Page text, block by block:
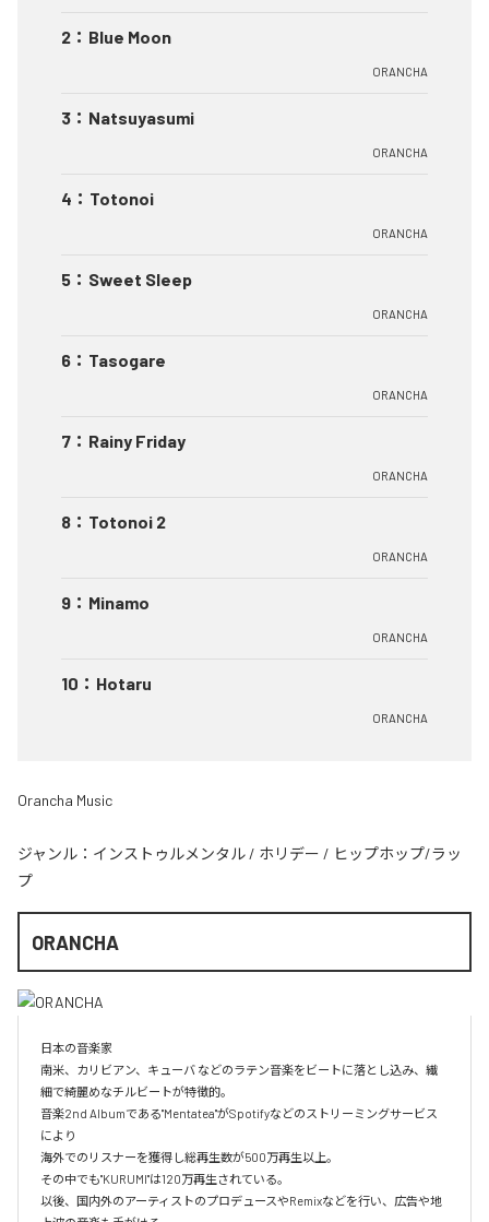
2 ： Blue Moon
ORANCHA
3 ： Natsuyasumi
ORANCHA
4 ： Totonoi
ORANCHA
5 ： Sweet Sleep
ORANCHA
6 ： Tasogare
ORANCHA
7 ： Rainy Friday
ORANCHA
8 ： Totonoi 2
ORANCHA
9 ： Minamo
ORANCHA
10 ： Hotaru
ORANCHA
Orancha Music
ジャンル： インストゥルメンタル / ホリデー / ヒップホップ/ラッ
プ
ORANCHA
日本の音楽家
南米、カリビアン、キューバ などのラテン音楽をビートに落とし込み、繊
細で綺麗めなチルビートが特徴的。
音楽2nd Albumである"Mentatea"がSpotifyなどのストリーミングサービス
により
海外でのリスナーを獲得し総再生数が500万再生以上。
その中でも"KURUMI"は120万再生されている。
以後、国内外のアーティストのプロデュースやRemixなどを行い、広告や地